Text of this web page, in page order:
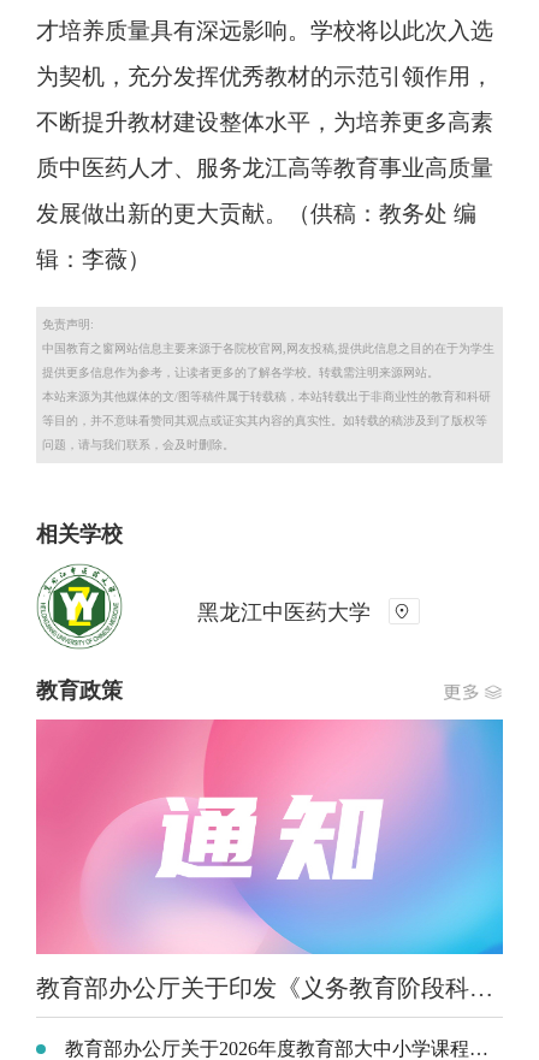
才培养质量具有深远影响。学校将以此次入选
为契机，充分发挥优秀教材的示范引领作用，
不断提升教材建设整体水平，为培养更多高素
质中医药人才、服务龙江高等教育事业高质量
发展做出新的更大贡献。（供稿：教务处 编
辑：李薇）
免责声明:
中国教育之窗网站信息主要来源于各院校官网,网友投稿,提供此信息之目的在于为学生
提供更多信息作为参考，让读者更多的了解各学校。转载需注明来源网站。
本站来源为其他媒体的文/图等稿件属于转载稿，本站转载出于非商业性的教育和科研
等目的，并不意味看赞同其观点或证实其内容的真实性。如转载的稿涉及到了版权等
问题，请与我们联系，会及时删除。
相关学校
黑龙江中医药大学
教育政策
教育部办公厅关于印发《义务教育阶段科学教育“做中学”领航行动指南》的通知
教育部办公厅关于2026年度教育部大中小学课程教材研究项目立项的通知